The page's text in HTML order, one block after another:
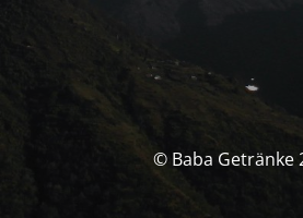
© Baba Getränke